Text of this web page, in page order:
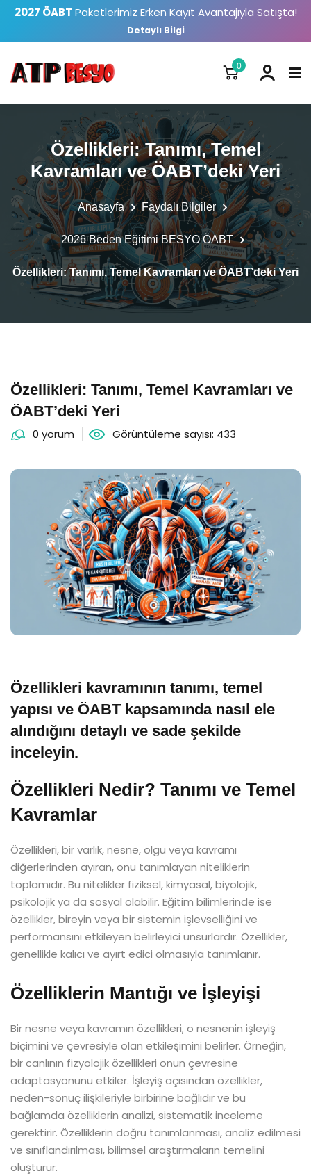
2027 ÖABT Paketlerimiz Erken Kayıt Avantajıyla Satışta!
Detaylı Bilgi
0
Özellikleri: Tanımı, Temel
Kavramları ve ÖABT’deki Yeri
Anasayfa Faydalı Bilgiler
2026 Beden Eğitimi BESYO ÖABT
Özellikleri: Tanımı, Temel Kavramları ve ÖABT’deki Yeri
Özellikleri: Tanımı, Temel Kavramları ve
ÖABT’deki Yeri
0 yorum Görüntüleme sayısı: 433
Özellikleri kavramının tanımı, temel
yapısı ve ÖABT kapsamında nasıl ele
alındığını detaylı ve sade şekilde
inceleyin.
Özellikleri Nedir? Tanımı ve Temel
Kavramlar
Özellikleri, bir varlık, nesne, olgu veya kavramı
diğerlerinden ayıran, onu tanımlayan niteliklerin
toplamıdır. Bu nitelikler fiziksel, kimyasal, biyolojik,
psikolojik ya da sosyal olabilir. Eğitim bilimlerinde ise
özellikler, bireyin veya bir sistemin işlevselliğini ve
performansını etkileyen belirleyici unsurlardır. Özellikler,
genellikle kalıcı ve ayırt edici olmasıyla tanımlanır.
Özelliklerin Mantığı ve İşleyişi
Bir nesne veya kavramın özellikleri, o nesnenin işleyiş
biçimini ve çevresiyle olan etkileşimini belirler. Örneğin,
bir canlının fizyolojik özellikleri onun çevresine
adaptasyonunu etkiler. İşleyiş açısından özellikler,
neden-sonuç ilişkileriyle birbirine bağlıdır ve bu
bağlamda özelliklerin analizi, sistematik inceleme
gerektirir. Özelliklerin doğru tanımlanması, analiz edilmesi
ve sınıflandırılması, bilimsel araştırmaların temelini
oluşturur.